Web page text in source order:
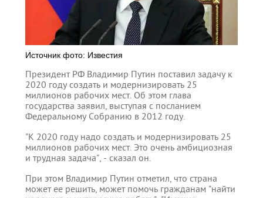
Источник фото: Известия
Президент РФ Владимир Путин поставил задачу к
2020 году создать и модернизировать 25
миллионов рабочих мест. Об этом глава
государства заявил, выступая с посланием
Федеральному Собранию в 2012 году.
"К 2020 году надо создать и модернизировать 25
миллионов рабочих мест. Это очень амбициозная
и трудная задача", - сказал он.
При этом Владимир Путин отметил, что страна
может ее решить, может помочь гражданам "найти